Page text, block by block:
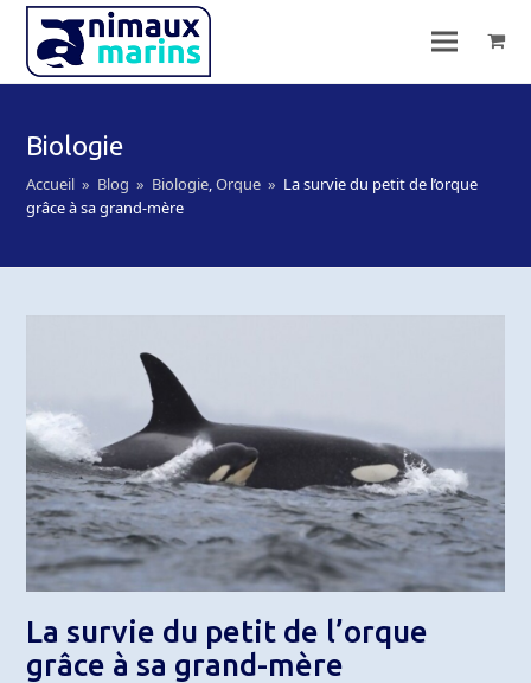
Biologie
Accueil » Blog » Biologie,Orque » La survie du petit de l’orque
grâce à sa grand-mère
La survie du petit de l’orque
grâce à sa grand-mère